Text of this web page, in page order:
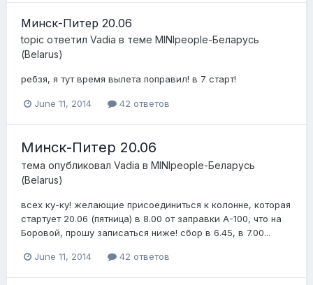
Минск-Питер 20.06
topic ответил Vadia в теме MINIpeople-Беларусь
(Belarus)
ребзя, я тут время вылета поправил! в 7 старт!
June 11, 2014 42 ответов
Минск-Питер 20.06
тема опубликовал Vadia в MINIpeople-Беларусь
(Belarus)
всех ку-ку! желающие присоединиться к колонне, которая
стартует 20.06 (пятница) в 8.00 от заправки А-100, что на
Боровой, прошу записаться ниже! сбор в 6.45, в 7.00...
June 11, 2014 42 ответов